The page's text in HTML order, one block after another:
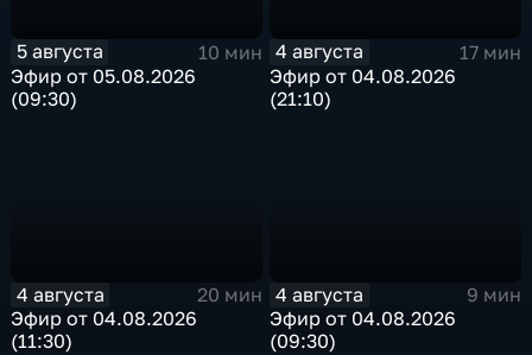
5 августа
10 мин
Эфир от 05.08.2026
(09:30)
4 августа
17 мин
Эфир от 04.08.2026
(21:10)
4 августа
20 мин
Эфир от 04.08.2026
(11:30)
4 августа
9 мин
Эфир от 04.08.2026
(09:30)